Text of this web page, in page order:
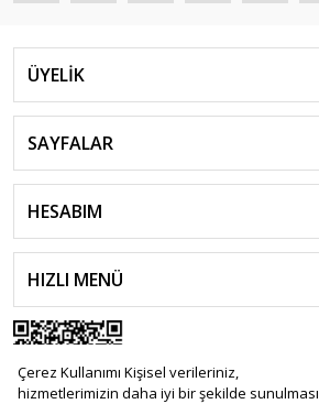
Çerez Kullanımı Kişisel verileriniz,
hizmetlerimizin daha iyi bir şekilde sunulması
ÜYELİK
SAYFALAR
HESABIM
HIZLI MENÜ